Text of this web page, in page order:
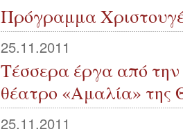
Πρόγραμμα
25.11.2011
Τέσσερα έργα από την
θέατρο «Αμαλία» της
25.11.2011